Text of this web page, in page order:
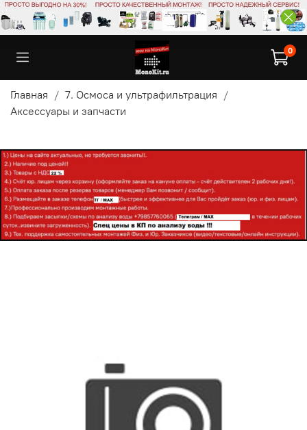
0
Главная
7. Осмоса и ультрафильтрация
Аксессуары и запчасти